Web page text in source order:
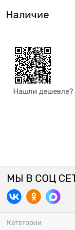
Наличие
Нашли дешевле?
МЫ В СОЦ
Категории